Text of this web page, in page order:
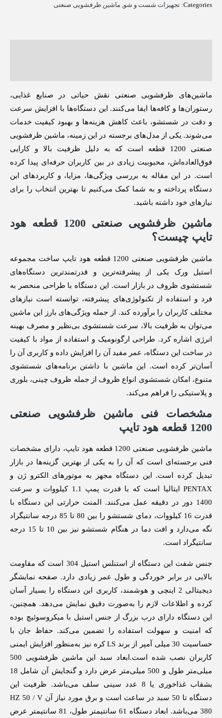
Categories: تجهیزات شست و شو ماشین ظرفشویی صنعتی
ماشین‌های ظرفشویی صنعتی نقش حیاتی در صنایع غذایی،
رستوران‌ها و کافه‌ها ایفا می‌کنند. این دستگاه‌ها با افزایش سرعت
و دقت در شستشو، باعث کاهش هزینه‌ها و بهبود کیفیت خدمات
می‌شوند. یکی از مدل‌های برجسته در این زمینه، ماشین ظرفشویی
صنعتی 1200 قطعه است که به دلیل ظرفیت بالا و کارایی
فوق‌العاده‌اش، محبوبیت زیادی در بین کاربران حرفه‌ای پیدا کرده
است. در این مقاله به بررسی ویژگی‌ها، مزایا، و کاربردهای این
دستگاه پرداخته و به شما کمک می‌کنیم تا بهترین انتخاب را برای
نیازهای خود داشته باشید.
ماشین ظرفشویی صنعتی 1200 قطعه هود
تایپ چیست؟
ماشین ظرفشویی صنعتی 1200 قطعه هود تایپ ساخت مجموعه
استیل ورک یکی از پیشرفته‌ترین و قدرتمندترین دستگاه‌های
شستشوی ظروف در بازار است. این دستگاه با طراحی منحصر به
فرد و استفاده از تکنولوژی‌های پیشرفته، توانسته است نیازهای
مختلف کاربران را برآورده کند. از جمله ویژگی‌های بارز این ماشین
می‌توان به ظرفیت بالا، سرعت شستشوی بی‌نظیر و مصرف بهینه
انرژی اشاره کرد. طراحی ارگونومیک و استفاده از مواد با کیفیت
در ساخت این دستگاه، عمر مفید آن را افزایش داده و کاربری آن را
آسان‌تر کرده است. این ماشین با داشتن برنامه‌های شستشوی
متنوع، امکان شستشوی انواع ظروف از جمله ظروف چینی، بلوری
و پلاستیکی را فراهم می‌کند.
مشخصات فنی ماشین ظرفشویی صنعتی
1200 قطعه هود تایپ
ماشین ظرفشویی صنعتی 1200 قطعه هود تایپ، دارای مشخصات
فنی برجسته‌ای است که آن را به یکی از بهترین گزینه‌ها در بازار
تبدیل کرده است. این دستگاه مجهز به موتورهای الکترو ژن و
PENTAX ایتالیا است که با قدرت پمپ 1.1 کیلووات و سرعت
1400 دور در دقیقه عمل می‌کنند. المنت حرارتی این دستگاه با
قدرت 16 کیلووات، دمای شستشو را بین 80 تا 85 درجه سانتیگراد
نگه می‌دارد و افت دما در هنگام شستشو نیز بین 10 تا 15 درجه
سانتیگراد است.
جنس شفت این دستگاه از استنلس استیل 304 است که مقاومت
بالایی در برابر خوردگی و طول عمر زیادی دارد. صفحه نمایشگر
دیجیتالی 2 اینچی و هوشمند، کاربری این دستگاه را بسیار آسان
کرده و اطلاعات لازم را به‌صورت دقیق نمایش می‌دهد. همچنین،
این دستگاه دارای درب بزرگ از جنس استیل با میکروسوئیچ بوده
که امنیت و سهولت استفاده را تضمین می‌کند. حفاظ جان با
حساسیت 30 میلی آمپر از برند LS کره نیز به‌منظور افزایش ایمنی
کاربران نصب شده است.ابعاد سبد این ماشین ظرفشویی 500
میلی‌متر طول و 500 میلی‌متر عرض دارد و گنجایش آن شامل 18
بشقاب غذاخوری یا 8 عدد سینی سلف می‌باشد. ظرفیت این
دستگاه تا 50 سبد در ساعت است و برق مورد نیاز آن HZ 50 / V
380 می‌باشد. ابعاد دستگاه 61 سانتیمتر طول، 81 سانتیمتر عرض